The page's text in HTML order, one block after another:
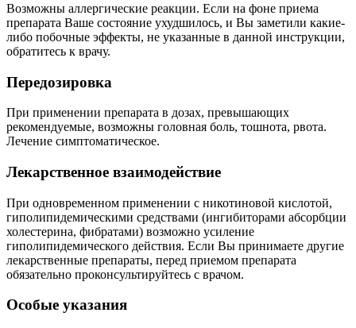
Возможны аллергические реакции. Если на фоне приема
препарата Ваше состояние ухудшилось, и Вы заметили какие-
либо побочные эффекты, не указанные в данной инструкции,
обратитесь к врачу.
Передозировка
При применении препарата в дозах, превышающих
рекомендуемые, возможны головная боль, тошнота, рвота.
Лечение симптоматическое.
Лекарственное взаимодействие
При одновременном применении с никотиновой кислотой,
гиполипидемическими средствами (ингибиторами абсорбции
холестерина, фибратами) возможно усиление
гиполипидемического действия. Если Вы принимаете другие
лекарственные препараты, перед приемом препарата
обязательно проконсультируйтесь с врачом.
Особые указания